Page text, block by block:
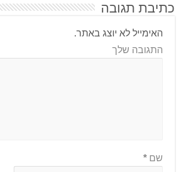
כתיבת תגובה
האימייל לא יוצג באתר.
התגובה שלך
שם*